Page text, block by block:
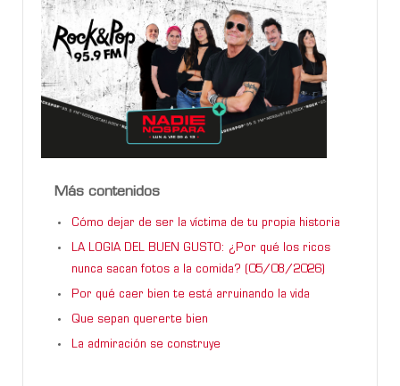
Más contenidos
Cómo dejar de ser la víctima de tu propia historia
LA LOGIA DEL BUEN GUSTO: ¿Por qué los ricos
nunca sacan fotos a la comida? (05/08/2026)
Por qué caer bien te está arruinando la vida
Que sepan quererte bien
La admiración se construye